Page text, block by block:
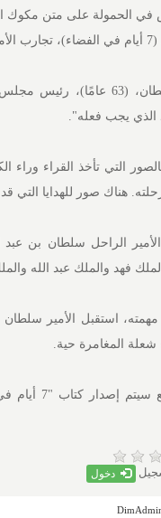
قال الأمير سلطان، (63
الذي يجب فعله".
التي تأخذ القراء
هناك صور للهدايا التي
الراحل سلطان بن
فهد والملك عبد الله
استقبل الأمير سلطان
شعلة المغامرة حية.
دخول